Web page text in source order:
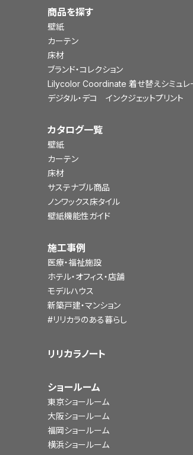
商品を探す
壁紙
カーテン
床材
ブランド・コレクション
Lilycolor Coordinate 着せ替えシミュレ
デジタル・デコ インクジェットプリント
カタログ一覧
壁紙
カーテン
床材
サステナブル商品
ノンワックス床タイル
壁紙機能性ガイド
施工事例
医療・福祉施設
ホテル・オフィス・店舗
モデルハウス
新築戸建・マンション
#リリカラのある暮らし
リリカラノート
ショールーム
東京ショールーム
大阪ショールーム
福岡ショールーム
横浜ショールーム